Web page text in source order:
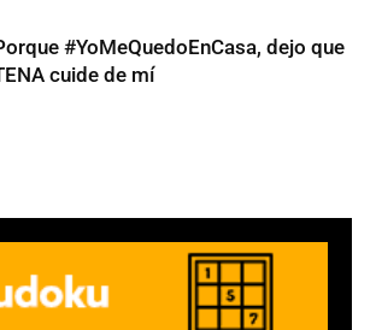
#YoMeQuedoEnCasa, dejo que
cuide de mí